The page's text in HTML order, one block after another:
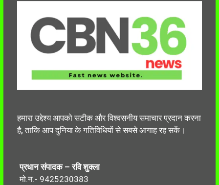
हमारा उद्देश्य आपको सटीक और विश्वसनीय समाचार प्रदान करना
है, ताकि आप दुनिया के गतिविधियों से सबसे आगाह रह सकें।
प्रधान संपादक – रवि शुक्ला
मो.न.- 9425230383